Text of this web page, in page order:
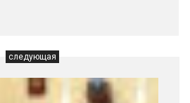
следующая